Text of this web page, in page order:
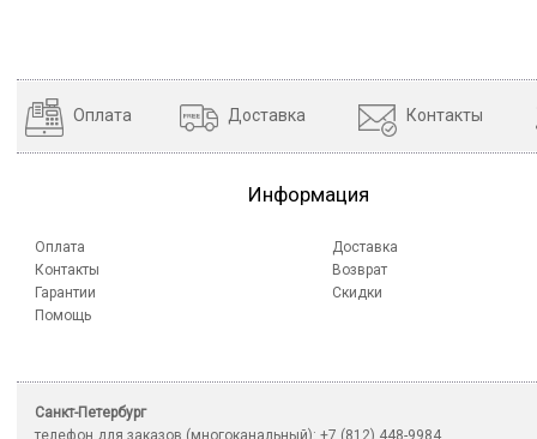
Оплата Доставка Контакты
Информация
Оплата
Контакты
Гарантии
Помощь
Доставка
Возврат
Скидки
Санкт-Петербург